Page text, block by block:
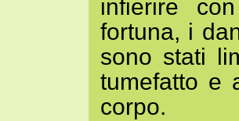
infierire
fortuna, i
sono stati
tumefatto e
corpo.